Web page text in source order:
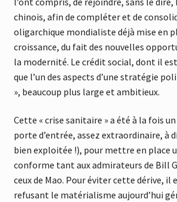
chinois, afin de compléter et de
oligarchique mondialiste déjà mise en
croissance, du fait des nouvelles
la modernité. Le crédit social, dont il
que l’un des aspects d’une stratégie
», beaucoup plus large et ambitieux.
Cette « crise sanitaire » a été à la fois
porte d’entrée, assez extraordinaire, à
bien exploitée !), pour mettre en place
conforme tant aux admirateurs de Bill
ceux de Mao. Pour éviter cette dérive, il
refusant le matérialisme aujourd’hui